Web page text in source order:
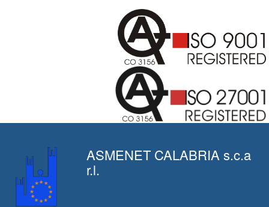
ASMENET CALABRIA s.c.a
r.l.